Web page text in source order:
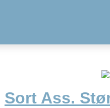
Sort Ass.